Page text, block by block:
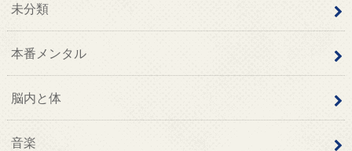
未分類
本番メンタル
脳内と体
音楽